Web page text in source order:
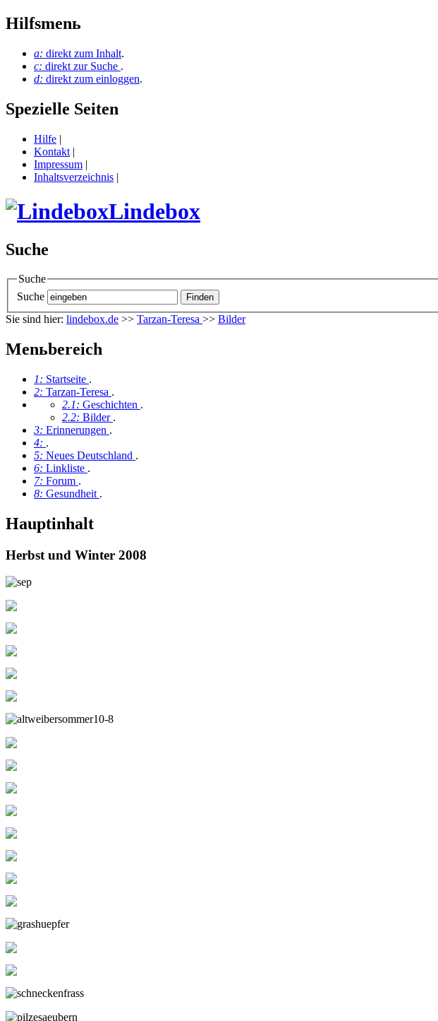
Hilfsmenь
a: direkt zum Inhalt.
c: direkt zur Suche .
d: direkt zum einloggen.
Spezielle Seiten
Hilfe |
Kontakt |
Impressum |
Inhaltsverzeichnis |
Lindebox
Suche
Suche
Suche
Sie sind hier: lindebox.de >> Tarzan-Teresa >> Bilder
Menьbereich
1: Startseite .
2: Tarzan-Teresa .
2.1: Geschichten .
2.2: Bilder .
3: Erinnerungen .
4: .
5: Neues Deutschland .
6: Linkliste .
7: Forum .
8: Gesundheit .
Hauptinhalt
Herbst und Winter 2008